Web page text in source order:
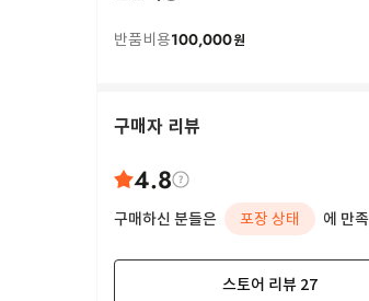
반품비용100,000원
구매자 리뷰
4.8
구매하신 분들은 포장 상태 에 만
스토어 리뷰 27